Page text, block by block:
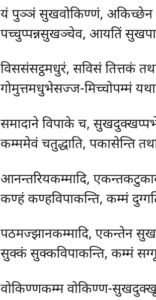
यं पुञ्ञं सुखवोकिण्णं, अकिच्छेन
पच्चुप्पन्नसुखञ्चेव, आयतिं
विससंसट्ठमधुरं, सविसं तित्तकं
गोमुत्तमधुभेसज्ज-मिच्चोपम्मं
समादाने विपाके च,
कम्ममेवं चतुद्धाति, पकासेन्ति
आनन्तरियकम्मादि,
कण्हं कण्हविपाकन्ति, कम्मं
पठमज्झानकम्मादि, एकन्तेन
सुक्कं सुक्कविपाकन्ति, कम्मं
वोकिण्णकम्मवोकिण्ण-